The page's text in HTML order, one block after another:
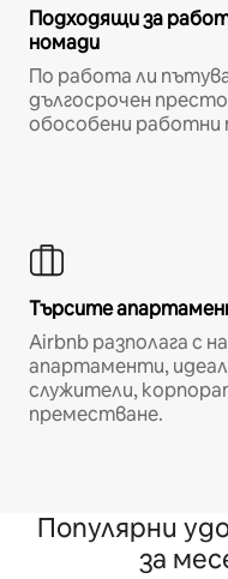
Подходящи за
номади
По работа ли
дългосрочен
обособени
Търсите
Airbnb разполага с
апартаменти,
служители,
преместване.
Популярни
за